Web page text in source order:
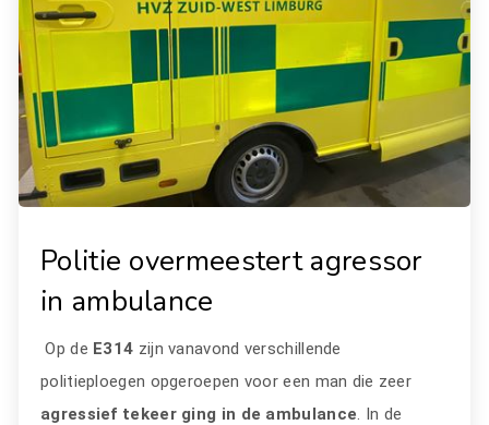
Politie overmeestert agressor
in ambulance
Op de E314 zijn vanavond verschillende
politieploegen opgeroepen voor een man die zeer
agressief tekeer ging in de ambulance. In de